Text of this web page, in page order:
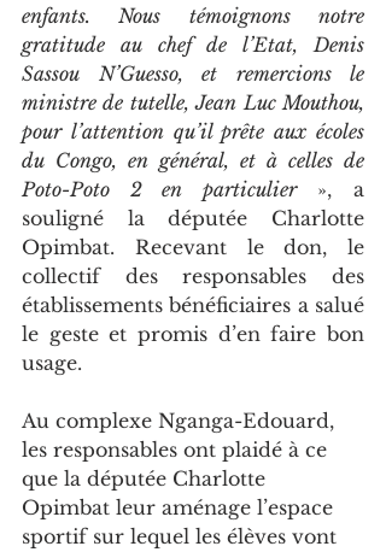
enfants. Nous témoignons notre
gratitude au chef de l’Etat, Denis
Sassou N’Guesso, et remercions le
ministre de tutelle, Jean Luc Mouthou,
pour l’attention qu’il prête aux écoles
du Congo, en général, et à celles de
Poto-Poto 2 en particulier », a
souligné la députée Charlotte
Opimbat. Recevant le don, le
collectif des responsables des
établissements bénéficiaires a salué
le geste et promis d’en faire bon
usage.
Au complexe Nganga-Edouard,
les responsables ont plaidé à ce
que la députée Charlotte
Opimbat leur aménage l’espace
sportif sur lequel les élèves vont